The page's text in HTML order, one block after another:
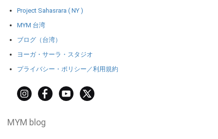
Project Sahasrara ( NY )
MYM 台湾
ブログ（台湾）
ヨーガ・サーラ・スタジオ
プライバシー・ポリシー／利用規約
MYM blog